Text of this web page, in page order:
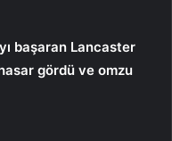
başaran Lancaster
gördü ve omzu